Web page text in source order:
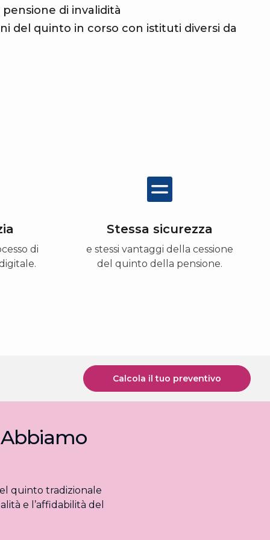
di invalidità
del quinto in corso con istituti diversi da
di
Stessa sicurezza
e stessi vantaggi della cessione
del quinto della pensione.
Calcola il tuo preventivo
quinto tradizionale
e l’affidabilità del